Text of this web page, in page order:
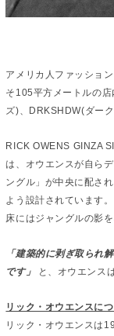
アメリカ人ファッショ
そ105平方メートルの
ズ)、DRKSHDW(ダー
RICK OWENS GINZA
は、
オウエンスが自ら
ングル」 が中央に配され
よう設計されています。
床にはジャングルの影
「建築的に剥ぎ取られ
です」
と、 オウエンス
リック・オウエンスに
リック・ オウエンスは